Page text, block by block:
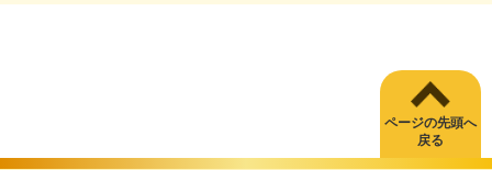
ページの先頭へ
戻る